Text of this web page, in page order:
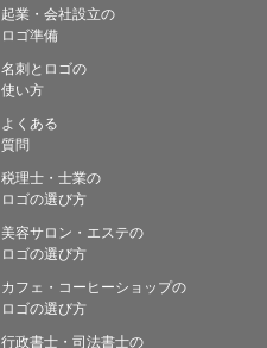
起業・会社設立の
ロゴ準備
名刺とロゴの
使い方
よくある
質問
税理士・士業の
ロゴの選び方
美容サロン・エステの
ロゴの選び方
カフェ・コーヒーショップの
ロゴの選び方
行政書士・司法書士の